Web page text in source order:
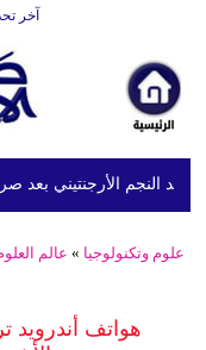
آخر تحديث
النجم الأرجنتيني بعد
علوم وتكنولوجيا » عالم
هواتف أندرويد